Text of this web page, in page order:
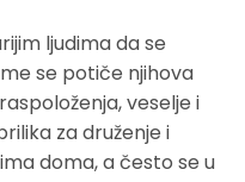
ljudima da se
se potiče njihova
veselje i
za druženje i
doma, a često se u